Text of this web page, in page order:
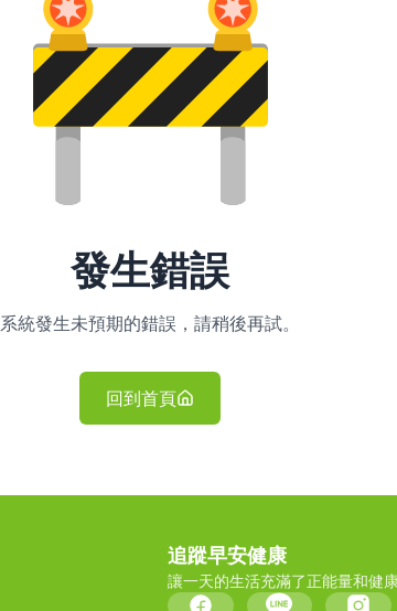
發生錯誤
系統發生未預期的錯誤，請稍後再試。
回到首頁
追蹤早安健康
讓一天的生活充滿了正能量和健